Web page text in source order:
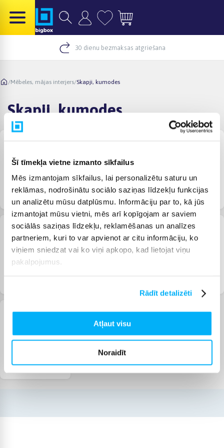
Šī tīmekļa vietne izmanto sīkfailus
Mēs izmantojam sīkfailus, lai personalizētu saturu un
reklāmas, nodrošinātu sociālo saziņas līdzekļu funkcijas
un analizētu mūsu datplūsmu. Informāciju par to, kā jūs
izmantojat mūsu vietni, mēs arī kopīgojam ar saviem
sociālās saziņas līdzekļu, reklamēšanas un analīzes
partneriem, kuri to var apvienot ar citu informāciju, ko
viņiem sniedzat vai ko viņi apkopo, kad lietojat viņu
pakalpojumus.
Rādīt detalizēti
Atļaut visu
Noraidīt
30 dienu bezmaksas atgriešana
/Mēbeles, mājas interjers/Skapji, kumodes
Skapji, kumodes
Kumodes, skapji Nakts galdiņi Priekšnama skapji
Konsoles